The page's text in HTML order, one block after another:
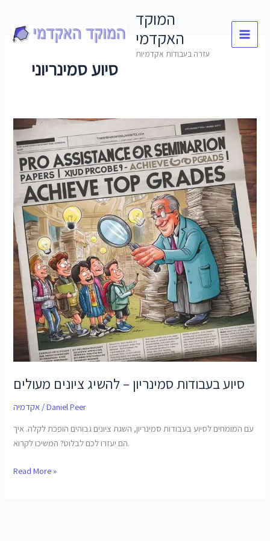
content
המוקד
האקדמי
עזרה בעבודות אקדמיות
סיוע סמינריוני
סיוע בעבודות סמינריון – להשיג ציונים מעולים
אקדמיה /Daniel Peer
עם המומחים לסיוע בעבודות סמינריון, השגת ציונים גבוהים הופכת לקלה. איך
הם יעזרו לכם לבלוט? המשיכו לקרוא.
בעבודות
סמינריון
להשיג
ציונים
מעולים
Read More »